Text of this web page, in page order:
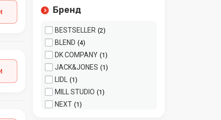
Бренд
BESTSELLER 2
BLEND 4
DK COMPANY 1
JACK&JONES 1
LIDL 1
MILL STUDIO 1
NEXT 1